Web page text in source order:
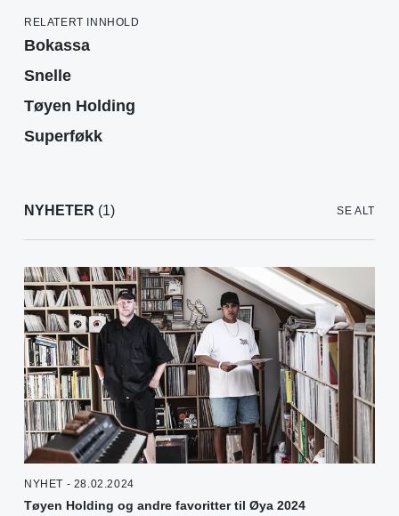
RELATERT INNHOLD
Bokassa
Snelle
Tøyen Holding
Superføkk
NYHETER (1) SE ALT
NYHET - 28.02.2024
Tøyen Holding og andre favoritter til Øya 2024